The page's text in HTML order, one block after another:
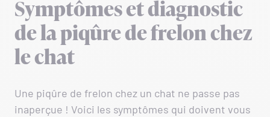
Symptômes et diagnostic
de la piqûre de frelon chez
le chat
Une piqûre de frelon chez un chat ne passe pas
inaperçue ! Voici les symptômes qui doivent vous